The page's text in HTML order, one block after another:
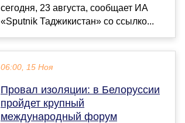
сегодня, 23 августа, сообщает ИА
«Sputnik Таджикистан» со ссылко...
06:00, 15 Ноя
Провал изоляции: в Белоруссии
пройдет крупный
международный форум